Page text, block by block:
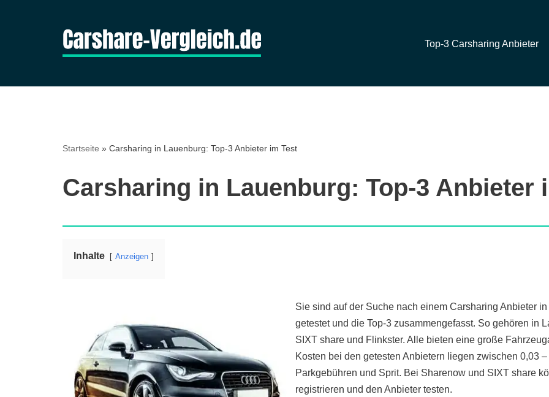
Top-3 Carsharing Anbieter
Startseite » Carsharing in Lauenburg: Top-3 Anbieter im Test
Carsharing in Lauenburg: Top-3 Anbieter
Inhalte Anzeigen
Sie sind auf der Suche nach einem Carsharing Anbieter
getestet und die Top-3 zusammengefasst. So gehören in
SIXT share und Flinkster. Alle bieten eine große
Kosten bei den getesten Anbietern liegen zwischen 0,03
Parkgebühren und Sprit. Bei Sharenow und SIXT share
registrieren und den Anbieter testen.